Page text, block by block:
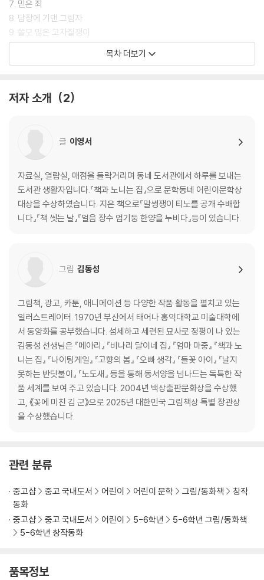
7. 믿은 죄
8. 담장에 기댄 그림자
9. 쓸모 많은 고자질쟁이
10. 필사쟁이, 장이
14. 낙심이
심사평 : 새로운 역사동화의 장을 열다
목차 더보기
저자 소개 2
글 이영서
자료실, 열람실, 매점을 들락거리며 동네 도서관에서 하루를 보내는
도서관 생활자입니다.『책과 노니는 집』으로 문학동네 어린이문학상
대상을 수상하였습니다. 지은 책으로『말썽쟁이 티노를 공개 수배합
니다』『책 씻는 날』『얼음 장수 엄기둥 한양을 누비다』등이 있습니다.
그림 김동성
그림책, 광고, 카툰, 애니메이션 등 다양한 작품 활동을 펼치고 있는
일러스트레이터. 1970년 부산에서 태어나 홍익대학교 미술대학에
서 동양화를 공부했습니다. 섬세하고 세련된 묘사로 정평이 나 있는
김동성 선생님은 『메아리』 『비나리 달이네 집』 『엄마 마중』 『책과 노
니는 집』 『나이팅게일』 『고향의 봄』 『오빠 생각』 『들꽃 아이』 『날지
못하는 반딧불이』 『노도새』 등을 통해 동서양을 넘나드는 독특한 작
품 세계를 보여 주고 있습니다. 2004년 백상출판문화상을 수상했
고, 《꽃에 미친 김 군》으로 2025년 대한민국 그림책상 특별 장관상
을 수상했습니다.
관련 분류
중고샵 중고 국내도서 어린이 어린이 문학 그림/동화책
창작
동화
중고샵
중고 국내도서 어린이 5-6학년
5-6학년 그림/동화책
5-6학년 창작동화
품목정보